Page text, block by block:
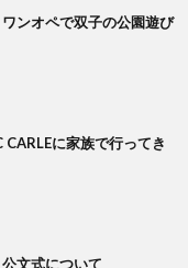
ンオペで双子の公園遊び
CARLEに家族で行ってき
文式について